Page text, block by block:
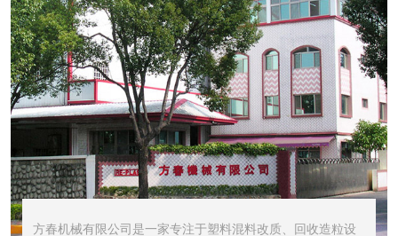
STR1000振动筛... STR600震动筛<...
方春机械有限公司是一家专注于塑料混料改质、回收造粒设